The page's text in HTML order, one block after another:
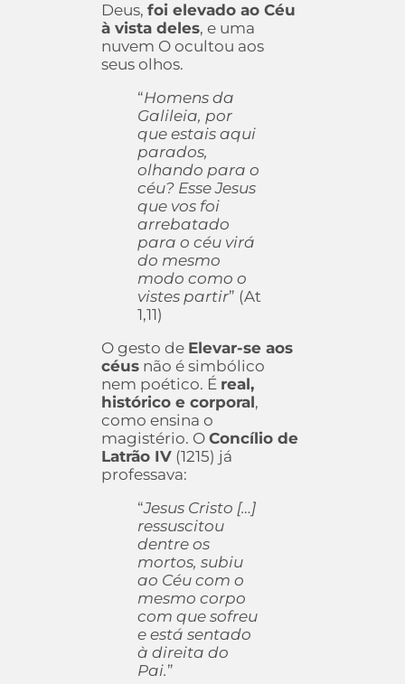
Deus,foi elevado ao Céu
à vista deles, e uma
nuvem O ocultou aos
seus olhos.
“Homens da
Galileia, por
que estais aqui
parados,
olhando para o
céu? Esse Jesus
que vos foi
arrebatado
para o céu virá
do mesmo
modo como o
vistes partir” (At
1,11)
O gesto de Elevar-se aos
céus não é simbólico
nem poético. É real,
histórico e corporal,
como ensina o
magistério. OConcílio de
Latrão IV (1215) já
professava:
“Jesus Cristo […]
ressuscitou
dentre os
mortos, subiu
ao Céu com o
mesmo corpo
com que sofreu
e está sentado
à direita do
Pai.”